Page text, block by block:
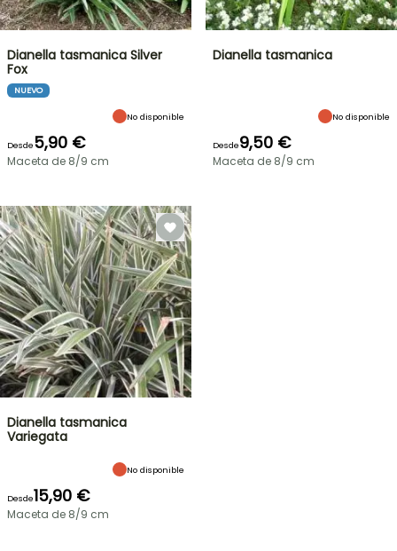
Dianella tasmanica Silver
Fox
NUEVO
No disponible
Desde5,90 €
Maceta de 8/9 cm
Dianella tasmanica
No disponible
Desde9,50 €
Maceta de 8/9 cm
Dianella tasmanica
Variegata
No disponible
Desde15,90 €
Maceta de 8/9 cm